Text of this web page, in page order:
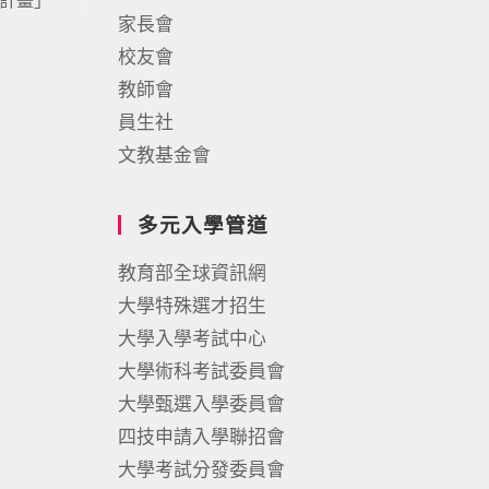
家長會
校友會
教師會
員生社
文教基金會
多元入學管道
教育部全球資訊網
大學特殊選才招生
大學入學考試中心
大學術科考試委員會
大學甄選入學委員會
四技申請入學聯招會
大學考試分發委員會